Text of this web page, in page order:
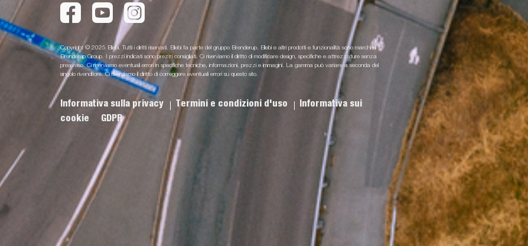
Copyright © 2025 Ellebi. Tutti i diritti riservati. Ellebi fa parte del gruppo Brenderup. Ellebi e altri prodotti e funzionalità sono marchi di
Brenderup Group. I prezzi indicati sono prezzi consigliati. Ci riserviamo il diritto di modificare design, specifiche e attrezzature senza
preavviso. Ci riserviamo eventuali errori in specifiche tecniche, informazioni, prezzi e immagini. La gamma può variare a seconda del
singolo rivenditore. Ci riserviamo il diritto di correggere eventuali errori su questo sito.
Informativa sulla privacy Termini e condizioni d'uso
Informativa sui
cookie
GDPR